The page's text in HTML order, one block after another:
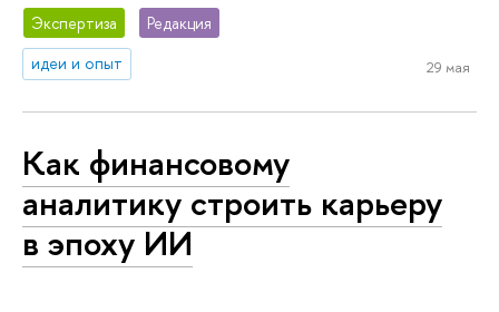
Экспертиза
Редакция
идеи и опыт
29 мая
Как финансовому
аналитику строить карьеру
в эпоху ИИ